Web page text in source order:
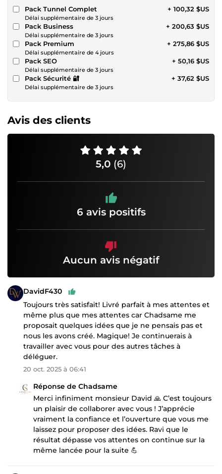
Pack Tunnel Complet
Délai supplémentaire de 3 jours
+ 100,32 $US
Pack Business
Délai supplémentaire de 3 jours
+ 200,63 $US
Pack Premium
Délai supplémentaire de 4 jours
+ 275,86 $US
Pack SEO
Délai supplémentaire de 3 jours
+ 50,16 $US
Pack Sécurité 🔐
Délai supplémentaire de 3 jours
+ 37,62 $US
Avis des clients
5,0 (6)
6 avis positifs
Aucun avis négatif
DavidF430
Toujours très satisfait! Livré parfait à mes attentes et
même plus que mes attentes car Chadsame me
proposait quelques idées que je ne pensais pas et
nous les avons créé. Magique! Je continuerais à
travailler avec vous pour des autres tâches à
déléguer.
20 oct. 2025 à 06:41
Réponse de Chadsame
Merci infiniment monsieur David 🙏 C’est toujours
un plaisir de collaborer avec vous ! J’apprécie
vraiment la confiance et l’ouverture que vous me
laissez pour proposer des idées. Ravi que le
résultat dépasse vos attentes on continue sur la
même lancée pour la suite 💪